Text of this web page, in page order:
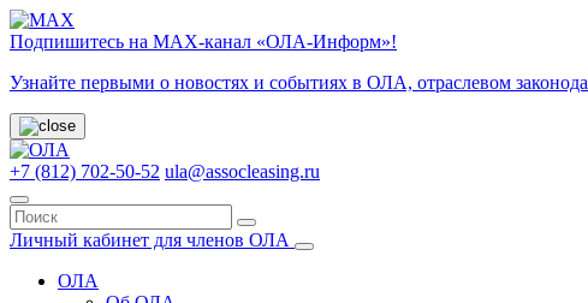
Подпишитесь на МАХ-канал «ОЛА-Информ»!
Узнайте первыми о новостях и событиях в ОЛА, отраслевом
+7 (812) 702-50-52 ula@assocleasing.ru
Личный кабинет для членов ОЛА
ОЛА